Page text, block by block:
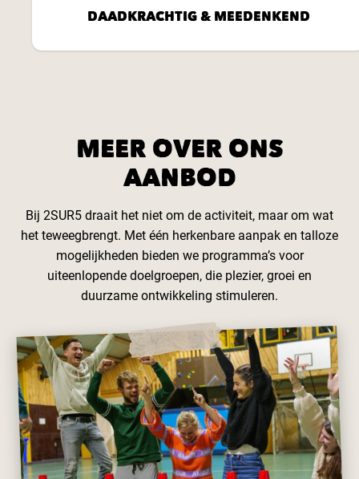
DAADKRACHTIG & MEEDENKEND
MEER OVER ONS
AANBOD
Bij 2SUR5 draait het niet om de activiteit, maar om wat
het teweegbrengt. Met één herkenbare aanpak en talloze
mogelijkheden bieden we programma’s voor
uiteenlopende doelgroepen, die plezier, groei en
duurzame ontwikkeling stimuleren.